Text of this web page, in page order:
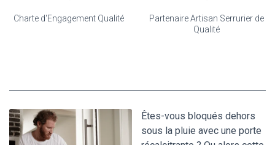
Charte d'Engagement Qualité
Partenaire Artisan Serrurier de
Qualité
Êtes-vous bloqués dehors
sous la pluie avec une porte